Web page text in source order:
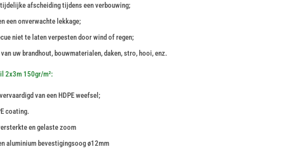
afscheiding tijdens een verbouwing;
een onverwachte lekkage;
niet te laten verpesten door wind of regen;
uw brandhout, bouwmaterialen, daken, stro, hooi, enz.
2x3m 150gr/m²:
van een HDPE weefsel;
coating.
en gelaste zoom
aluminium bevestigingsoog ø12mm